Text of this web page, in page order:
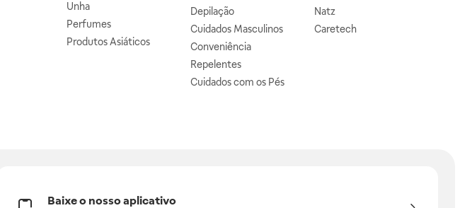
Unha
Perfumes
Produtos Asiáticos
Depilação
Cuidados Masculinos
Conveniência
Repelentes
Cuidados com os Pés
Natz
Caretech
Baixe o nosso aplicativo